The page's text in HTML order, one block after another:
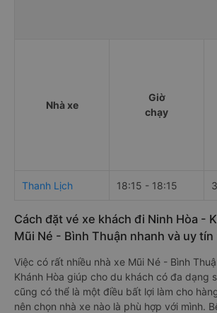
Nhà xe
Giờ
chạy
Thanh Lịch 18:15 - 18:15
Cách đặt vé xe khách đi Ninh Hòa -
Mũi Né - Bình Thuận nhanh và uy tín
Việc có rất nhiều nhà xe Mũi Né - Bình
Khánh Hòa giúp cho du khách có đa dạng
cũng có thể là một điều bất lợi làm cho
nên chọn nhà xe nào là phù hợp với mình.